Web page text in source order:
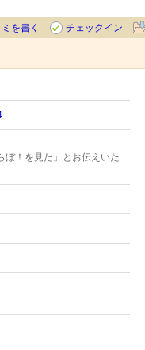
を書く
チェックイン
！を見た」とお伝えいた